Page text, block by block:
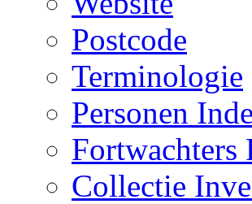
Postcode
Terminologie
Personen
Fortwachters
Collectie